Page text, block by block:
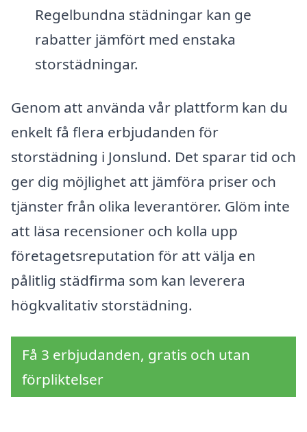
Regelbundna städningar kan ge
rabatter jämfört med enstaka
storstädningar.
Genom att använda vår plattform kan du
enkelt få flera erbjudanden för
storstädning i Jonslund. Det sparar tid och
ger dig möjlighet att jämföra priser och
tjänster från olika leverantörer. Glöm inte
att läsa recensioner och kolla upp
företagetsreputation för att välja en
pålitlig städfirma som kan leverera
högkvalitativ storstädning.
Få 3 erbjudanden, gratis och utan
förpliktelser